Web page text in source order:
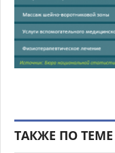
ТАКЖЕ ПО ТЕМЕ